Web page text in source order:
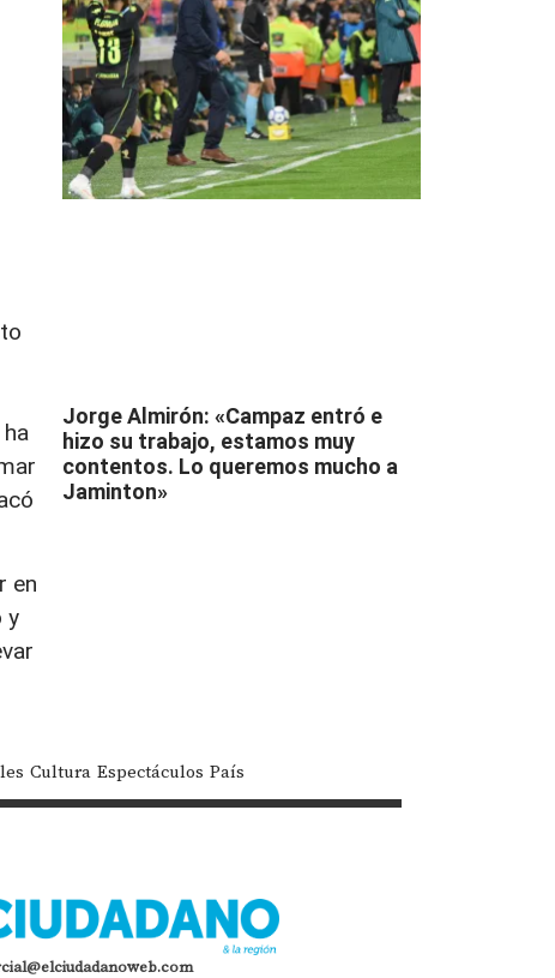
en
y
Jorge Almirón: «Campaz entró e
hizo su trabajo, estamos muy
contentos. Lo queremos mucho a
Jaminton»
Cultura Espectáculos País